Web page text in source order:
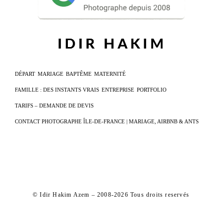
DÉPART MARIAGE BAPTÊME MATERNITÉ
FAMILLE : DES INSTANTS VRAIS ENTREPRISE PORTFOLIO
TARIFS – DEMANDE DE DEVIS
CONTACT PHOTOGRAPHE ÎLE-DE-FRANCE | MARIAGE, AIRBNB & ANTS
© Idir Hakim Azem – 2008-2026 Tous droits reservés